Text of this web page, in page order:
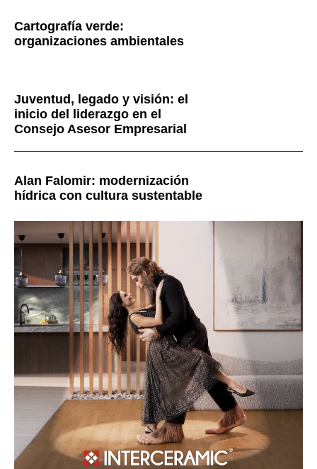
Cartografía verde:
organizaciones ambientales
Juventud, legado y visión: el
inicio del liderazgo en el
Consejo Asesor Empresarial
Alan Falomir: modernización
hídrica con cultura sustentable